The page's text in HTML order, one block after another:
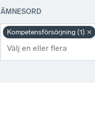
ÄMNESORD
Kompetensförsörjning (1)